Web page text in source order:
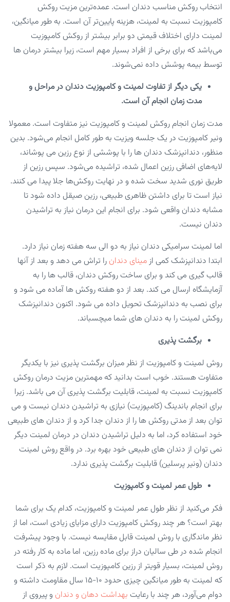
انتخاب روکش مناسب دندان است. عمده‌ترین مزیت روکش
کامپوزیت نسبت به لمینت، هزینه پایین‌تر آن است. به طور میانگین​​،
لمینت‌ دارای اختلاف قیمتی دو برابر بیشتر از روکش کامپوزیت
می‌باشد‌ که برای برخی از افراد بسیار مهم است‌، زیرا بیشتر درمان ها
توسط بیمه پوشش داده نمی‌شوند‌.
یکی دیگر از تفاوت لمینت و کامپوزیت دندان در مراحل و
مدت زمان انجام آن است.
مدت زمان انجام روکش لمینت و کامپوزیت نیز متفاوت است. معمولا
ونیر کامپوزیت در یک جلسه ویزیت به طور کامل انجام می‌شود. بدین
منظور، دندانپزشک دندان ها را با پوششی از نوع رزین می پوشاند،
لایه‌های اضافی رزین اعمال شده، تراشیده می‌شود. سپس رزین از
طریق نوری شدید سخت شده و در نهایت روکش‌ها جلا پیدا می کنند.
نیاز است تا برای داشتن ظاهری طبیعی، رزین صیقل داده شود تا
مشابه دندان واقعی شود. برای انجام این درمان نیاز به تراشیدن
دندان نیست.
اما لمینت سرامیکی دندان نیاز به دو الی سه هفته زمان نیاز دارد.
ابتدا دندانپزشک کمی از مینای دندان را تراش می دهد و بعد از آنها
قالب گیری می کند و برای ساخت روکش دندان، قالب ها را به
آزمایشگاه ارسال می کند. بعد از دو هفته روکش ها آماده می شود و
برای نصب به دندانپزشک تحویل داده می شود. اکنون دندانپزشک
روکش لمینت را به دندان های شما میچسباند.
برگشت پذیری
روش لمینت و کامپوزیت از نظر میزان برگشت پذیری نیز با یکدیگر
متفاوت هستند. خوب است بدانید که مهمترین مزیت درمان روکش
کامپوزیت نسبت به لمینت، قابلیت برگشت پذیری آن می باشد. زیرا
برای انجام باندینگ (کامپوزیت) نیازی به تراشیدن دندان نیست و می
توان بعد از مدتی روکش ها را از دندان جدا کرد و از دندان های طبیعی
خود استفاده کرد، اما به دلیل تراشیدن دندان در درمان لمینت دیگر
نمی توان از دندان های طبیعی خود بهره برد. در واقع روش لمینت
دندان (ونیر پرسلین) قابلیت برگشت پذیری ندارد.
طول عمر لمینت و کامپوزیت
فکر می‌کنید از نظر طول عمر لمینت و کامپوزیت، کدام یک برای شما
بهتر است؟ هر چند روکش کامپوزیت دارای مزایای زیادی است‌، اما از
نظر ماندگاری با روش لمینت قابل مقایسه نیست. با وجود پیشرفت
انجام شده در طی سالیان دراز برای ماده رزین، اما ماده به کار رفته در
روش لمینت، بسیار قویتر از رزین کامپوزیت است. لازم به ذکر است
که لمینت به طور میانگین چیزی حدود ​​۱۰-۱۵ سال مقاومت داشته و
دوام می‌آورد‌، هر چند با رعایت بهداشت دهان و دندان و پیروی از